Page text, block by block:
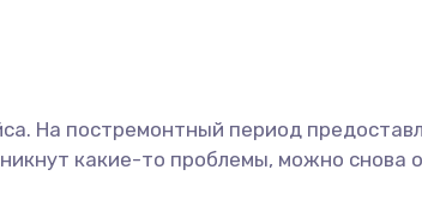
На постремонтный период
какие-то проблемы, можно снова